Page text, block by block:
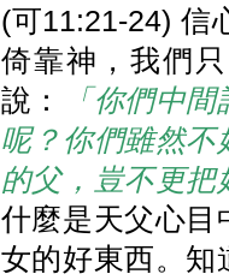
(可11:21-24) 信
倚靠神，我們
說：
「你們中
呢？你們雖然不
的父，豈不更
什麼是天父心目
女的好東西。知